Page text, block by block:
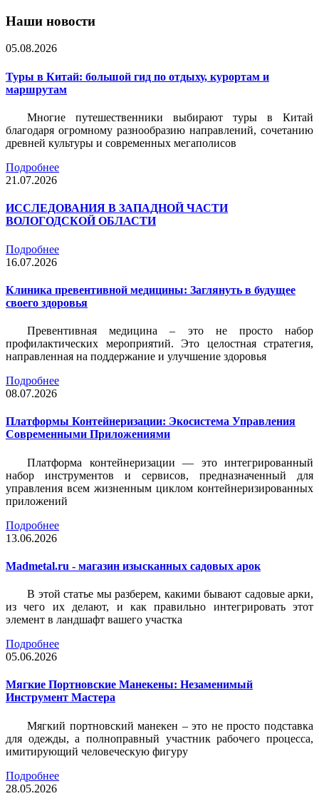
Наши новости
05.08.2026
Туры в Китай: большой гид по отдыху, курортам и
маршрутам
Многие путешественники выбирают туры в Китай
благодаря огромному разнообразию направлений, сочетанию
древней культуры и современных мегаполисов
Подробнее
21.07.2026
ИССЛЕДОВАНИЯ В ЗАПАДНОЙ ЧАСТИ
ВОЛОГОДСКОЙ ОБЛАСТИ
Подробнее
16.07.2026
Клиника превентивной медицины: Заглянуть в будущее
своего здоровья
Превентивная медицина – это не просто набор
профилактических мероприятий. Это целостная стратегия,
направленная на поддержание и улучшение здоровья
Подробнее
08.07.2026
Платформы Контейнеризации: Экосистема Управления
Современными Приложениями
Платформа контейнеризации — это интегрированный
набор инструментов и сервисов, предназначенный для
управления всем жизненным циклом контейнеризированных
приложений
Подробнее
13.06.2026
Madmetal.ru - магазин изысканных садовых арок
В этой статье мы разберем, какими бывают садовые арки,
из чего их делают, и как правильно интегрировать этот
элемент в ландшафт вашего участка
Подробнее
05.06.2026
Мягкие Портновские Манекены: Незаменимый
Инструмент Мастера
Мягкий портновский манекен – это не просто подставка
для одежды, а полноправный участник рабочего процесса,
имитирующий человеческую фигуру
Подробнее
28.05.2026